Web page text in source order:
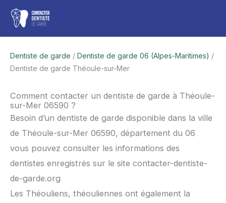
Aller
contenu
Dentiste de garde / Dentiste de garde 06 (Alpes-Maritimes) /
Dentiste de garde Théoule-sur-Mer
Comment contacter un dentiste de garde à Théoule-
sur-Mer 06590 ?
Besoin d’un dentiste de garde disponible dans la ville
de Théoule-sur-Mer 06590, département du 06
vous pouvez consulter les informations des
dentistes enregistrés sur le site contacter-dentiste-
de-garde.org
Les Théouliens, théouliennes ont également la